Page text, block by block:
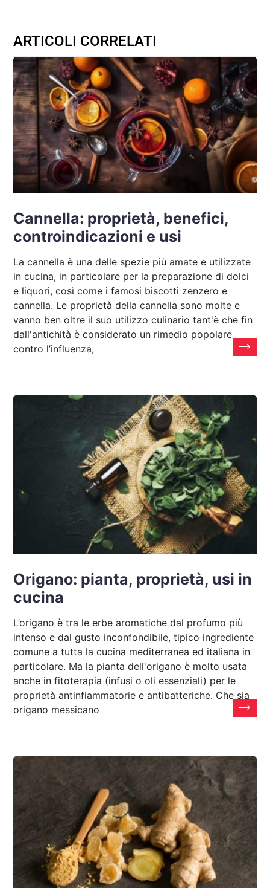
ARTICOLI CORRELATI
Cannella: proprietà, benefici,
controindicazioni e usi
La cannella è una delle spezie più amate e utilizzate
in cucina, in particolare per la preparazione di dolci
e liquori, così come i famosi biscotti zenzero e
cannella. Le proprietà della cannella sono molte e
vanno ben oltre il suo utilizzo culinario tant'è che fin
dall'antichità è considerato un rimedio popolare
contro l’influenza,
Origano: pianta, proprietà, usi in
cucina
L’origano è tra le erbe aromatiche dal profumo più
intenso e dal gusto inconfondibile, tipico ingrediente
comune a tutta la cucina mediterranea ed italiana in
particolare. Ma la pianta dell'origano è molto usata
anche in fitoterapia (infusi o oli essenziali) per le
proprietà antinfiammatorie e antibatteriche. Che sia
origano messicano